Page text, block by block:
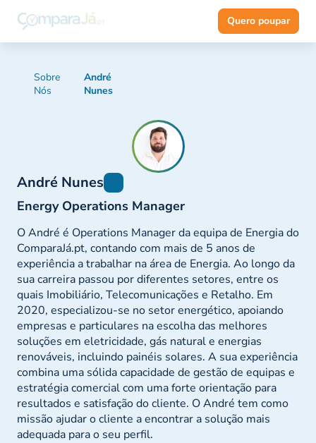
Quero poupar
Sobre
Nós
André
Nunes
André Nunes
Energy Operations Manager
O André é Operations Manager da equipa de Energia do
ComparaJá.pt, contando com mais de 5 anos de
experiência a trabalhar na área de Energia. Ao longo da
sua carreira passou por diferentes setores, entre os
quais Imobiliário, Telecomunicações e Retalho. Em
2020, especializou-se no setor energético, apoiando
empresas e particulares na escolha das melhores
soluções em eletricidade, gás natural e energias
renováveis, incluindo painéis solares. A sua experiência
combina uma sólida capacidade de gestão de equipas e
estratégia comercial com uma forte orientação para
resultados e satisfação do cliente. O André tem como
missão ajudar o cliente a encontrar a solução mais
adequada para o seu perfil.